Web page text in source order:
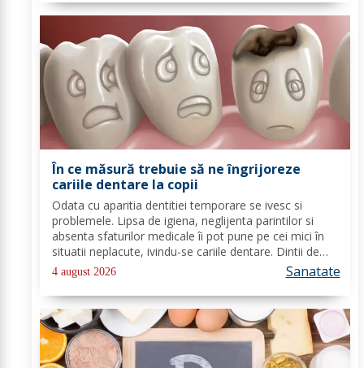
În ce măsură trebuie să ne îngrijoreze
cariile dentare la copii
Odata cu aparitia dentitiei temporare se ivesc si
problemele. Lipsa de igiena, neglijenta parintilor si
absenta sfaturilor medicale îi pot pune pe cei mici în
situatii neplacute, ivindu-se cariile dentare. Dintii de
lapte se pot caria asemenea celor permanenti,
diferenta mare este ca structura...
4 august 2026 Sanatate